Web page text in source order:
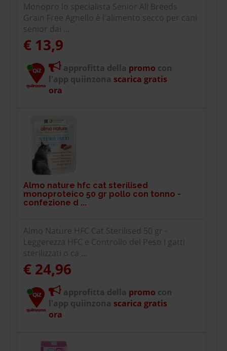
Monopro lo specialista Senior All Breeds
Grain Free Agnello è l'alimento secco per cani
senior dai ...
€ 13,9
approfitta della promo con
l'app quiinzona scarica gratis
ora
Almo nature hfc cat sterilised
monoproteico 50 gr pollo con tonno -
confezione d ...
Almo Nature HFC Cat Sterilised 50 gr -
Leggerezza HFC e Controllo del Peso I gatti
sterilizzati o ca ...
€ 24,96
approfitta della promo con
l'app quiinzona scarica gratis
ora